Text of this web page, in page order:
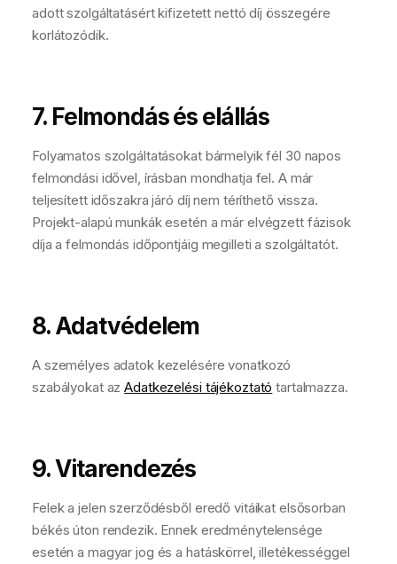
adott szolgáltatásért kifizetett nettó díj összegére
korlátozódik.
7. Felmondás és elállás
Folyamatos szolgáltatásokat bármelyik fél 30 napos
felmondási idővel, írásban mondhatja fel. A már
teljesített időszakra járó díj nem téríthető vissza.
Projekt-alapú munkák esetén a már elvégzett fázisok
díja a felmondás időpontjáig megilleti a szolgáltatót.
8. Adatvédelem
A személyes adatok kezelésére vonatkozó
szabályokat azAdatkezelési tájékoztató tartalmazza.
9. Vitarendezés
Felek a jelen szerződésből eredő vitáikat elsősorban
békés úton rendezik. Ennek eredménytelensége
esetén a magyar jog és a hatáskörrel, illetékességgel